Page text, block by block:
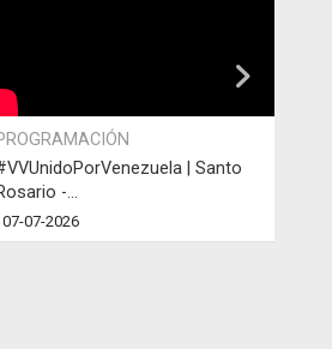
| Santo
-...
07-07-2026